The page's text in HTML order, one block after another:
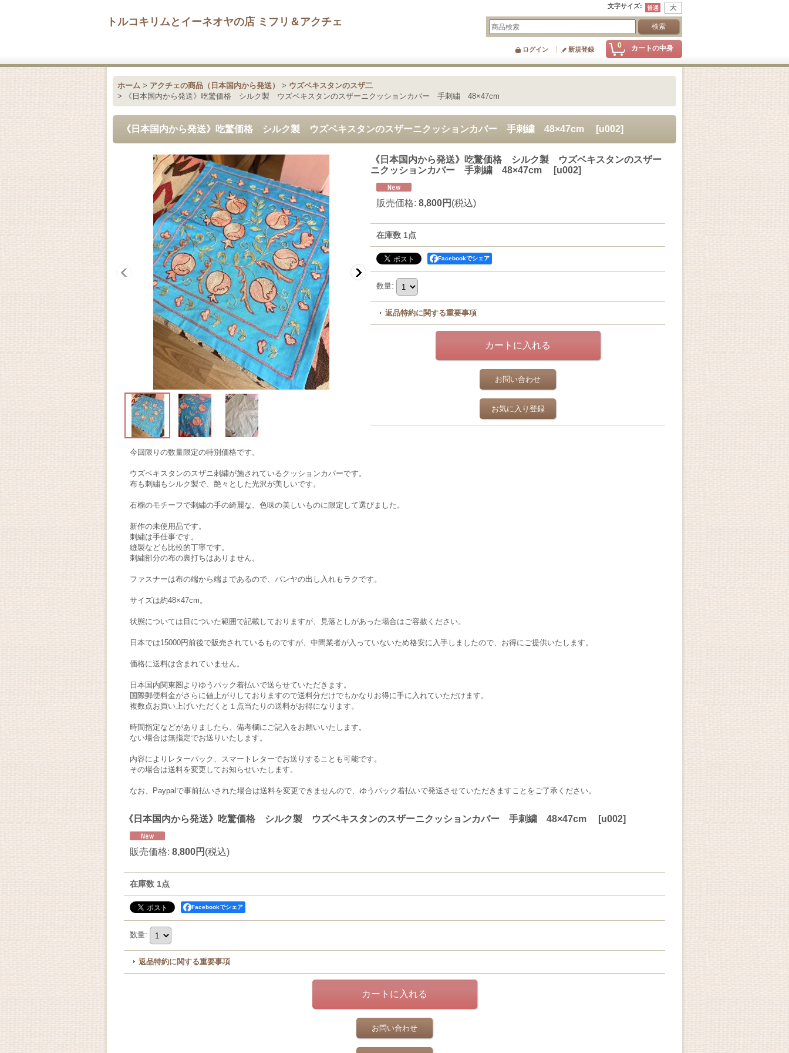
文字サイズ:
トルコキリムとイーネオヤの店 ミフリ＆アクチェ
0 カートの中身
ログイン 新規登録
ホーム > アクチェの商品（日本国内から発送） > ウズベキスタンのスザ二
>
《日本国内から発送》吃驚価格 シルク製 ウズベキスタンのスザーニクッションカバー 手刺繍 48×47cm
《日本国内から発送》吃驚価格 シルク製 ウズベキスタンのスザーニクッションカバー 手刺繍 48×47cm [u002]
《日本国内から発送》吃驚価格 シルク製 ウズベキスタンのスザー
ニクッションカバー 手刺繍 48×47cm
[u002]
販売価格: 8,800円 (税込)
在庫数 1点
Facebookでシェア
数量:
返品特約に関する重要事項
お問い合わせ
お気に入り登録
今回限りの数量限定の特別価格です。
ウズベキスタンのスザニ刺繍が施されているクッションカバーです。
布も刺繍もシルク製で、艶々とした光沢が美しいです。
石榴のモチーフで刺繍の手の綺麗な、色味の美しいものに限定して選びました。
新作の未使用品です。
刺繍は手仕事です。
縫製なども比較的丁寧です。
刺繍部分の布の裏打ちはありません。
ファスナーは布の端から端まであるので、パンヤの出し入れもラクです。
サイズは約48×47cm。
状態については目についた範囲で記載しておりますが、見落としがあった場合はご容赦ください。
日本では15000円前後で販売されているものですが、中間業者が入っていないため格安に入手しましたので、お得にご提供いたします。
価格に送料は含まれていません。
日本国内関東圏よりゆうパック着払いで送らせていただきます。
国際郵便料金がさらに値上がりしておりますので送料分だけでもかなりお得に手に入れていただけます。
複数点お買い上げいただくと１点当たりの送料がお得になります。
時間指定などがありましたら、備考欄にご記入をお願いいたします。
ない場合は無指定でお送りいたします。
内容によりレターパック、スマートレターでお送りすることも可能です。
その場合は送料を変更してお知らせいたします。
なお、Paypalで事前払いされた場合は送料を変更できませんので、ゆうパック着払いで発送させていただきますことをご了承ください。
《日本国内から発送》吃驚価格 シルク製 ウズベキスタンのスザーニクッションカバー 手刺繍 48×47cm [u002]
販売価格: 8,800円 (税込)
在庫数 1点
Facebookでシェア
数量:
返品特約に関する重要事項
お問い合わせ